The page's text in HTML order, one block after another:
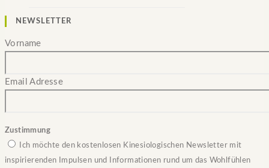
NEWSLETTER
Vorname
Email Adresse
Zustimmung
Ich möchte den kostenlosen Kinesiologischen Newsletter mit
inspirierenden Impulsen und Informationen rund um das Wohlfühlen